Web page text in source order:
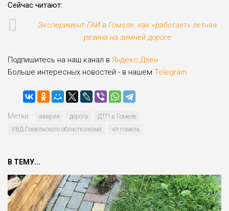
Сейчас читают:
Эксперимент ГАИ в Гомеле: как «работает» летняя
резина на зимней дороге
Подпишитесь на наш канал в Яндекс.Дзен
Больше интересных новостей - в нашем Telegram
Метки: авария дорога
ДТП в Гомеле
УВД Гомельского облисполкома
чп гомель
В ТЕМУ...